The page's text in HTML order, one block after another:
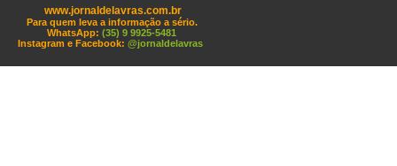
www.jornaldelavras.com.br
Para quem leva a informação a sério.
WhatsApp: (35) 9 9925-5481
Instagram e Facebook: @jornaldelavras